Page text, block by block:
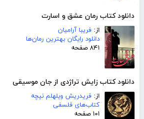
دانلود کتاب رمان عشق و اسارت
از: فریبا آرامیان
دانلود رایگان بهترین رمان‌ها
۸۴۱ صفحه
دانلود کتاب زایش تراژدی از جان موسیقی
از: فریدریش ویلهلم نیچه
کتاب‌های فلسفی
۱۰۱ صفحه